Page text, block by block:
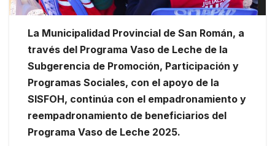
La Municipalidad Provincial de San Román, a
través del Programa Vaso de Leche de la
Subgerencia de Promoción, Participación y
Programas Sociales, con el apoyo de la
SISFOH, continúa con el empadronamiento y
reempadronamiento de beneficiarios del
Programa Vaso de Leche 2025.